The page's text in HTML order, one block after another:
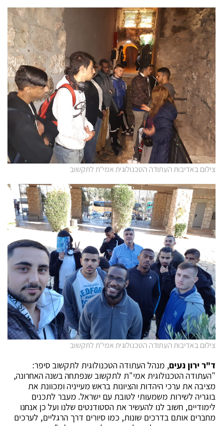
צילום באדיבות העתודה הטכנולוגית אמי"ת לתקשוב
צילום באדיבות העתודה הטכנולוגית אמי"ת לתקשוב
ד"ר ירון נעים, מנהל העתודה הטכנולוגית לתקשוב סיפר:
"העתודה הטכנולוגית אמי"ת לתקשוב שנפתחה בשנה האחרונה,
מציבה את ערכי היהדות והציונות בראש מעייניה ומכוונת את
בוגריה לשירות משמעותי לטובת עם ישראל. מעבר לתכנים
לימודיים, חשוב לנו להעשיר את הסטודנטים שלנו ועל כן אנחנו
מחברים אותם בדרכים שונות, כמו סיורים דרך הרגליים, לערכים